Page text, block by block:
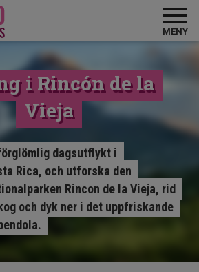
MENY
i Rincón de la
Vieja
dagsutflykt i
Rica, och utforska den
Rincon de la Vieja, rid
och dyk ner i det uppfriskande